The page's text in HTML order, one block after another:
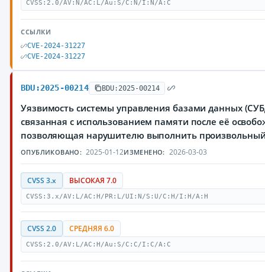
CVSS:2.0/AV:N/AC:L/Au:S/C:N/I:N/A:C
ССЫЛКИ
CVE-2024-31227
CVE-2024-31227
BDU:2025-00214 BDU:2025-00214
Уязвимость системы управления базами данных
связанная с использованием памяти после её
позволяющая нарушителю выполнить
ОПУБЛИКОВАНО: 2025-01-12ИЗМЕНЕНО: 2026-03-03
CVSS 3.x ВЫСОКАЯ 7.0
CVSS:3.x/AV:L/AC:H/PR:L/UI:N/S:U/C:H/I:H/A:H
CVSS 2.0 СРЕДНЯЯ 6.0
CVSS:2.0/AV:L/AC:H/Au:S/C:C/I:C/A:C